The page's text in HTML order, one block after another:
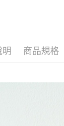
明 商品規格